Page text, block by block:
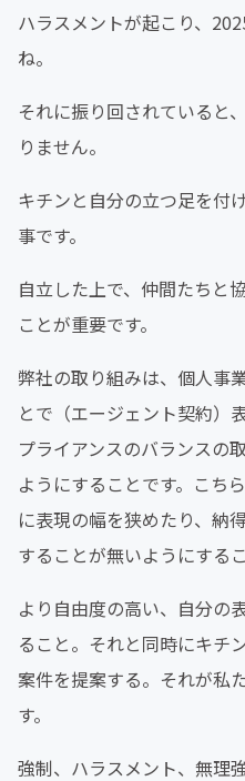
ハラスメントが起こり、
ね。
それに振り回されていると
りません。
キチンと自分の立つ足を付
事です。
自立した上で、仲間たちと
ことが重要です。
弊社の取り組みは、個人事
とで（エージェント契約）
プライアンスのバランスの
ようにすることです。こち
に表現の幅を狭めたり、納
することが無いようにするこ
より自由度の高い、自分の
ること。それと同時にキチ
案件を提案する。それが私
す。
強制、ハラスメント、無理